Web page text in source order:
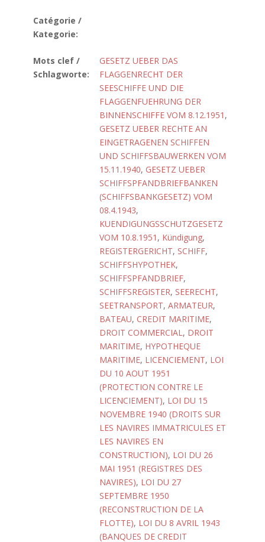
Catégorie /
Kategorie:
Mots clef /
Schlagworte:
GESETZ UEBER DAS
FLAGGENRECHT DER
SEESCHIFFE UND DIE
FLAGGENFUEHRUNG DER
BINNENSCHIFFE VOM 8.12.1951 ,
GESETZ UEBER RECHTE AN
EINGETRAGENEN SCHIFFEN
UND SCHIFFSBAUWERKEN VOM
15.11.1940, GESETZ UEBER
SCHIFFSPFANDBRIEFBANKEN
(SCHIFFSBANKGESETZ) VOM
08.4.1943,
KUENDIGUNGSSCHUTZGESETZ
VOM 10.8.1951 , Kündigung,
REGISTERGERICHT, SCHIFF,
SCHIFFSHYPOTHEK,
SCHIFFSPFANDBRIEF,
SCHIFFSREGISTER, SEERECHT,
SEETRANSPORT, ARMATEUR,
BATEAU, CREDIT MARITIME,
DROIT COMMERCIAL, DROIT
MARITIME, HYPOTHEQUE
MARITIME, LICENCIEMENT, LOI
DU 10 AOUT 1951
(PROTECTION CONTRE LE
LICENCIEMENT), LOI DU 15
NOVEMBRE 1940 (DROITS SUR
LES NAVIRES IMMATRICULES ET
LES NAVIRES EN
CONSTRUCTION), LOI DU 26
MAI 1951 (REGISTRES DES
NAVIRES), LOI DU 27
SEPTEMBRE 1950
(RECONSTRUCTION DE LA
FLOTTE), LOI DU 8 AVRIL 1943
(BANQUES DE CREDIT